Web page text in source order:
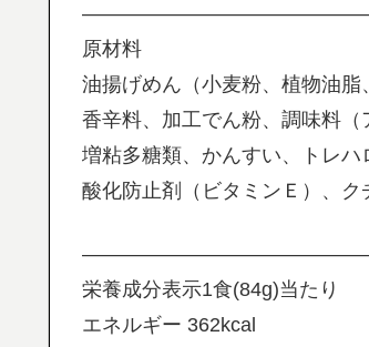
原材料
油揚げめん（小麦粉、植物油脂
香辛料、加工でん粉、調味料（
増粘多糖類、かんすい、トレハ
酸化防止剤（ビタミンＥ）、ク
栄養成分表示1食(84g)当たり
エネルギー 362kcal